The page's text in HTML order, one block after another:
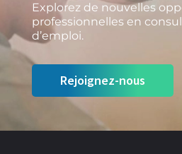
Explorez de nouvelles
professionnelles en
d’emploi.
Rejoignez-nous